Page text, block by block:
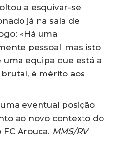
a esquivar-se
já na sala de
«Há uma
pessoal, mas isto
equipa que está a
é mérito aos
eventual posição
ao novo contexto do
Arouca. MMS/RV